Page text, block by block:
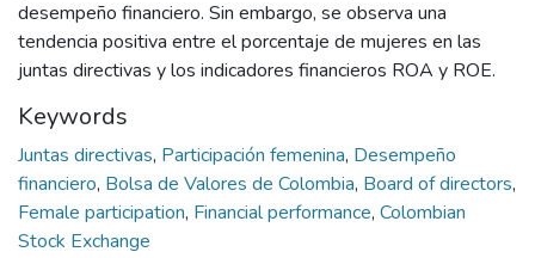
desempeño financiero. Sin embargo, se observa una
tendencia positiva entre el porcentaje de mujeres en las
juntas directivas y los indicadores financieros ROA y ROE.
Keywords
Juntas directivas, Participación femenina, Desempeño
financiero, Bolsa de Valores de Colombia, Board of directors,
Female participation, Financial performance, Colombian
Stock Exchange